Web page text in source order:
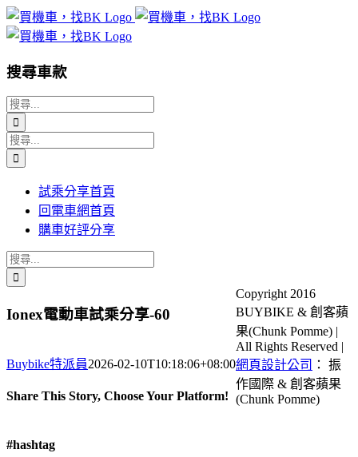
Skip
to
content
搜尋車款
搜
索
結
果：
搜
索
試乘分享首頁
回電車網首頁
購車好評分享
搜
索
果：
Ionex電動車試乘分享-60
Buybike特派員2026-02-10T10:18:06+08:00
Share This Story, Choose Your Platform!
#hashtag
Copyright 2016
BUYBIKE & 創客蘋
果(Chunk Pomme) |
All Rights Reserved |
網頁設計公司 ： 振
作國際 & 創客蘋果
(Chunk Pomme)